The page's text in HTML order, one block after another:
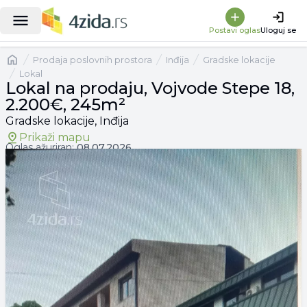
Postavi oglasUloguj se
|
Naslovnaprodaja poslovnih prostora Inđija
Gradske lokacije
Lokal
Lokal na prodaju, Vojvode Stepe 18,
2.200€, 245m²
Gradske lokacije, Inđija
Prikaži mapu
Oglas ažuriran: 08.07.2026.